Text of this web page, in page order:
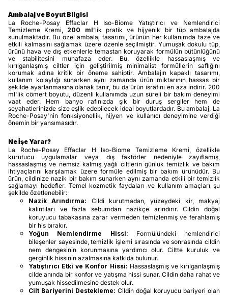
Ambalaj ve Boyut Bilgisi
La Roche-Posay Effaclar H Iso-Biome Yatıştırıcı ve Nemlendirici
Temizleme Kremi, 200 ml'lik pratik ve hijyenik bir tüp ambalajda
sunulmaktadır. Bu özel ambalaj tasarımı, ürünün her kullanımda taze ve
etkili kalmasını sağlamak üzere özenle seçilmiştir. Yumuşak dokulu tüp,
ürünü hava ve dış etkenlerle temastan koruyarak formülün bütünlüğünü
ve stabilitesini muhafaza eder. Bu, özellikle hassaslaşmış ve
kırılganlaşmış ciltler için geliştirilmiş minimalist formüllerin saflığını
korumak adına kritik bir öneme sahiptir. Ambalajın kapaklı tasarımı,
kullanım kolaylığı sunarken aynı zamanda ürün miktarının hassas bir
şekilde ayarlanmasına olanak tanır, bu da ürün israfını en aza indirir. 200
ml'lik cömert boyutu, düzenli kullanımda uzun süreli bir bakım deneyimi
vaat eder. Hem banyo rafınızda şık bir duruş sergiler hem de
seyahatlerinizde size eşlik edebilecek ideal boyutlardadır. Bu ambalaj, La
Roche-Posay'nin fonksiyonellik, hijyen ve kullanıcı deneyimine verdiği
önemin bir yansımasıdır.
Ne İşe Yarar?
La Roche-Posay Effaclar H Iso-Biome Temizleme Kremi, özellikle
kurutucu uygulamalar veya dış faktörler nedeniyle zayıflamış,
hassaslaşmış ve nemsiz kalmış yağlı ciltlerin günlük temizlik ve bakım
ihtiyaçlarını karşılamak üzere formüle edilmiş bir bakım ürünüdür. Bu
ürün, cildinize nazik bir bakım sunarken aynı zamanda etkili bir temizlik
sağlamayı hedefler. Temel kozmetik faydaları ve kullanım amaçları şu
şekilde özetlenebilir:
Nazik Arındırma: Cildi kurutmadan, yüzeydeki kir, makyaj
kalıntıları ve fazla sebumdan nazikçe arındırır. Cildin doğal
koruyucu tabakasına zarar vermeden temizlenmiş ve ferahlamış
bir his bırakır.
Yoğun Nemlendirme Hissi: Formülündeki nemlendirici
bileşenler sayesinde, temizlik işlemi sırasında ve sonrasında cildin
nem dengesinin korunmasına yardımcı olur. Ciltte kuruluk ve
gerginlik hissinin azalmasına katkıda bulunur.
Yatıştırıcı Etki ve Konfor Hissi: Hassaslaşmış ve kırılganlaşmış
cilde anında bir konfor ve yatışma hissi sunar. Cildin daha rahat ve
yumuşak hissedilmesine destek olur.
Cilt Bariyerini Destekleme: Cildin doğal koruyucu bariyeri olan